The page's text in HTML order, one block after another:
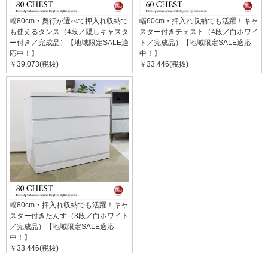
幅80cm・奥行が選べて押入れ収納で
も使えるタンス（4段／隠しキャスタ
ー付き／完成品）【地域限定SALE適
応中！】
￥39,073(税抜)
幅60cm・押入れ収納でも活躍！キャ
スター付きチェスト（4段／白ホワイ
ト／完成品）【地域限定SALE適応
中！】
￥33,446(税抜)
幅80cm・押入れ収納でも活躍！キャ
スター付きたんす（3段／白ホワイト
／完成品）【地域限定SALE適応
中！】
￥33,446(税抜)